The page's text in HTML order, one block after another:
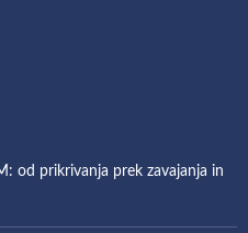
od prikrivanja prek zavajanja in